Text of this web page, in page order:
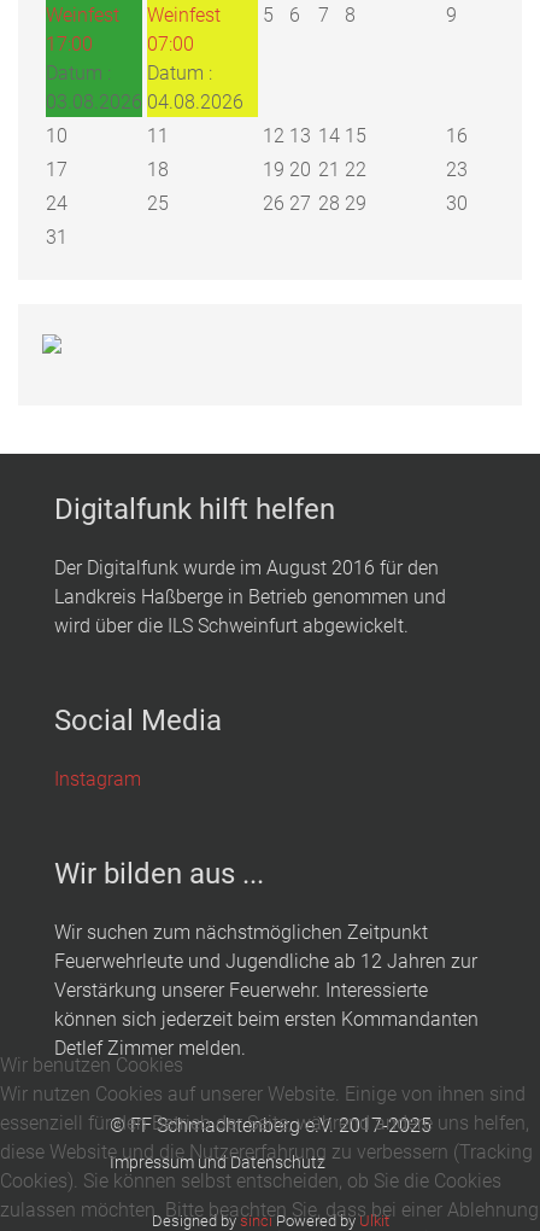
Weinfest
17:00
Datum :
03.08.2026
Weinfest
07:00
Datum :
04.08.2026
5 6 7 8 9
10 11 12 13 14 15
16
17
18 19 20 21 22
23
24
25 26 27 28 29
30
31
Digitalfunk hilft helfen
Der Digitalfunk wurde im August 2016 für den
Landkreis Haßberge in Betrieb genommen und
wird über die ILS Schweinfurt abgewickelt.
Social Media
Instagram
Wir bilden aus ...
Wir suchen zum nächstmöglichen Zeitpunkt
Feuerwehrleute und Jugendliche ab 12 Jahren zur
Verstärkung unserer Feuerwehr. Interessierte
können sich jederzeit beim ersten Kommandanten
Detlef Zimmer melden.
© FF Schmachtenberg e.V. 2017-2025
Impressum und Datenschutz
Designed bysinciPowered byUlkit
Wir benutzen Cookies
Wir nutzen Cookies auf unserer Website. Einige von ihnen sind
essenziell für den Betrieb der Seite, während andere uns helfen,
diese Website und die Nutzererfahrung zu verbessern (Tracking
Cookies). Sie können selbst entscheiden, ob Sie die Cookies
zulassen möchten. Bitte beachten Sie, dass bei einer Ablehnung